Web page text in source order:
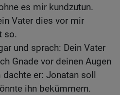
es mir kundzutun.
Vater dies vor mir
so.
und sprach: Dein Vater
Gnade vor deinen Augen
er: Jonatan soll
ihn bekümmern.